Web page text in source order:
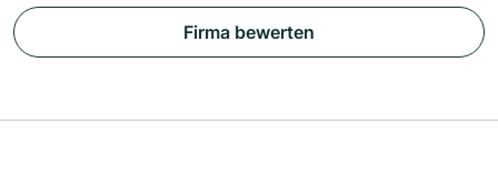
Firma bewerten